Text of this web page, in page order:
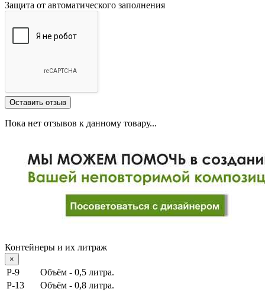
Защита от автоматического заполнения
Пока нет отзывов к данному товару...
Контейнеры и их литраж
×
Р-9
Объём - 0,5 литра.
P-13
Объём - 0,8 литра.